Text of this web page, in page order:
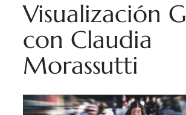
Visualización
con Claudia
Morassutti